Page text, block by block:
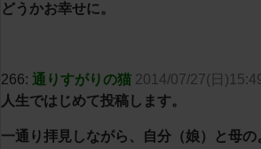
どうかお幸せに。
266: 通りすがりの猫 2014/07/27(日
人生ではじめて投稿します。
一通り拝見しながら、自分（娘）と母の